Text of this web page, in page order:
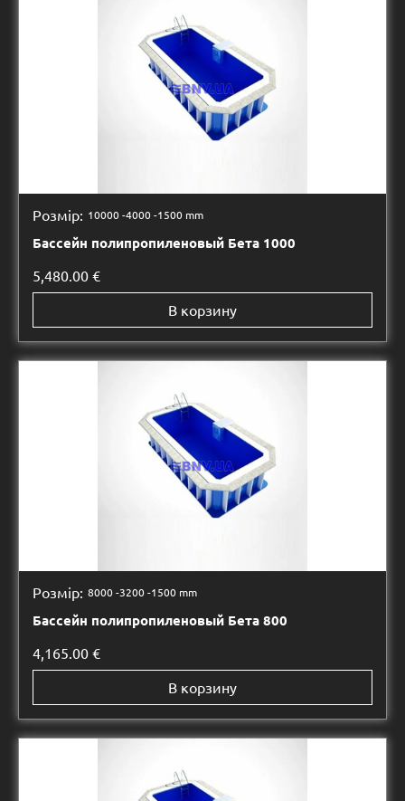
Розмір: 10000 -4000 -1500 mm
Бассейн полипропиленовый Бета 1000
5,480.00 €
В корзину
Розмір: 8000 -3200 -1500 mm
Бассейн полипропиленовый Бета 800
4,165.00 €
В корзину